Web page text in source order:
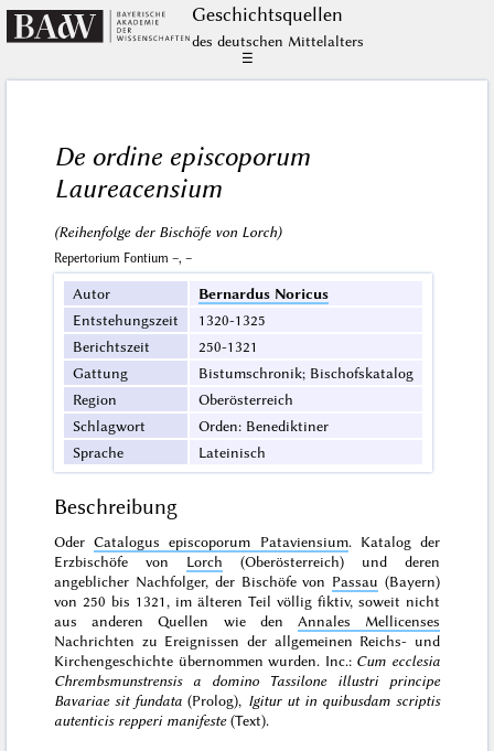
Geschichts­quellen
des deutschen Mittelalters
☰
De ordine episcoporum
Laureacensium
(Reihenfolge der Bischöfe von Lorch)
Repertorium Fontium –, –
Autor
Bernardus Noricus
Entstehungszeit
1320-1325
Berichtszeit
250-1321
Gattung
Bistumschronik; Bischofskatalog
Region
Oberösterreich
Schlagwort
Orden: Benediktiner
Sprache
Lateinisch
Beschreibung
OderCatalogus episcoporum Pataviensium. Katalog der
Erzbischöfe von Lorch (Oberösterreich) und deren
angeblicher Nachfolger, der Bischöfe von Passau (Bayern)
von 250 bis 1321, im älteren Teil völlig fiktiv, soweit nicht
aus anderen Quellen wie den Annales Mellicenses
Nachrichten zu Ereignissen der allgemeinen Reichs- und
Kirchengeschichte übernommen wurden. Inc.: Cum ecclesia
Chrembsmunstrensis a domino Tassilone illustri principe
Bavariae sit fundata (Prolog), Igitur ut in quibusdam scriptis
autenticis repperi manifeste (Text).